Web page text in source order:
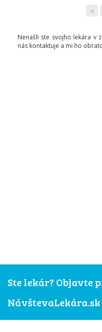
«
Nenašli ste svojho lekára v
nás kontaktuje a mi ho
Ste lekár? Objavte
NávštevaLekára.sk